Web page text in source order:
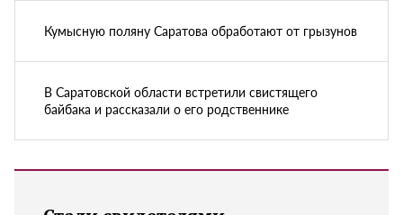
Кумысную поляну Саратова обработают от грызунов
В Саратовской области встретили свистящего
байбака и рассказали о его родственнике